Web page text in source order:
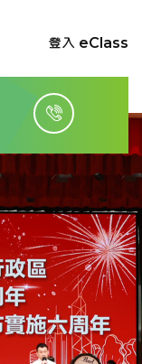
登入 eClass